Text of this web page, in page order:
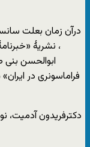
درآن زمان بعلت
، نشریۀ
فراماسونری در